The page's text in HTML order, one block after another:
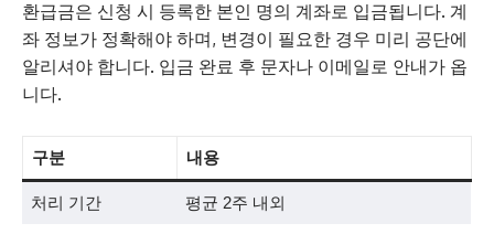
환급금은 신청 시 등록한 본인 명의 계좌로 입금됩니다. 계
좌 정보가 정확해야 하며, 변경이 필요한 경우 미리 공단에
알리셔야 합니다. 입금 완료 후 문자나 이메일로 안내가 옵
니다.
구분 내용
처리 기간 평균 2주 내외